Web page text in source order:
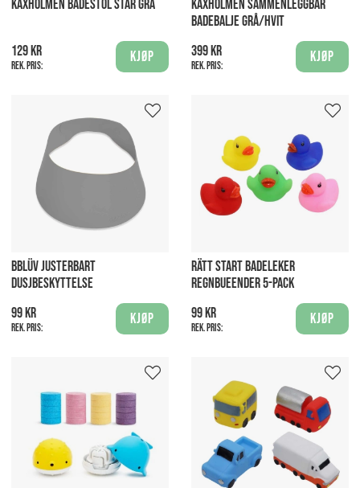
KAXHOLMEN BADESTOL STAR GRÅ
129 kr
Rek. pris:
Kjøp
KAXHOLMEN SAMMENLEGGBAR
BADEBALJE GRÅ/HVIT
399 kr
Rek. pris:
Kjøp
BBLÜV JUSTERBART
DUSJBESKYTTELSE
99 kr
Rek. pris:
Kjøp
RÄTT START BADELEKER
REGNBUEENDER 5-PACK
99 kr
Rek. pris:
Kjøp